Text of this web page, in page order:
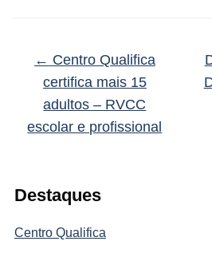
Destaques
Centro Qualifica
← Centro Qualifica
certifica mais 15
adultos – RVCC
escolar e profissional